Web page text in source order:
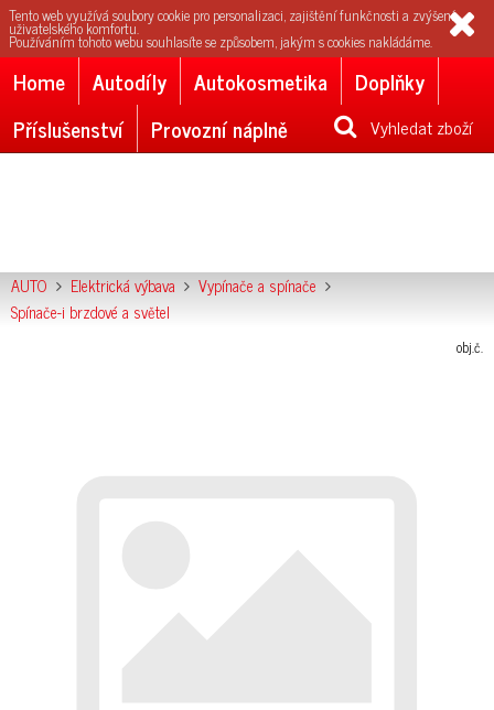
Tento web využívá soubory cookie pro personalizaci, zajištění funkčnosti a zvýšení
uživatelského komfortu.
Používáním tohoto webu souhlasíte se způsobem, jakým s cookies nakládáme.
Home Autodíly Autokosmetika
Doplňky
Příslušenství
Provozní náplně Vyhledat zboží
AUTO Elektrická výbava
Vypínače a spínače
Spínače-i brzdové a světel
obj.č.